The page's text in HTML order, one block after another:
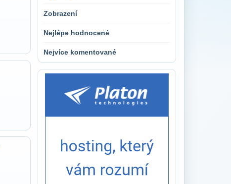
Zobrazení
Nejlépe hodnocené
Nejvíce komentované